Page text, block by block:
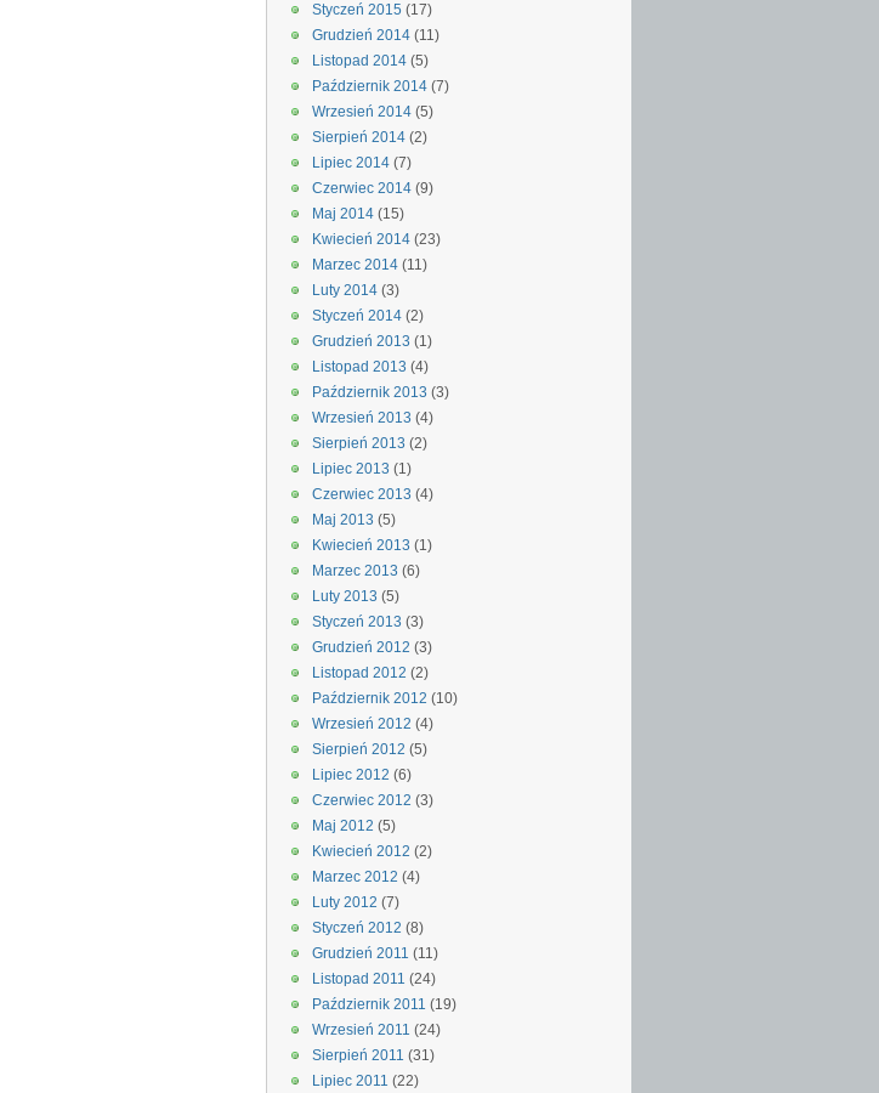
Styczeń 2015 (17)
Grudzień 2014 (11)
Listopad 2014 (5)
Październik 2014 (7)
Wrzesień 2014 (5)
Sierpień 2014 (2)
Lipiec 2014 (7)
Czerwiec 2014 (9)
Maj 2014 (15)
Kwiecień 2014 (23)
Marzec 2014 (11)
Luty 2014 (3)
Styczeń 2014 (2)
Grudzień 2013 (1)
Listopad 2013 (4)
Październik 2013 (3)
Wrzesień 2013 (4)
Sierpień 2013 (2)
Lipiec 2013 (1)
Czerwiec 2013 (4)
Maj 2013 (5)
Kwiecień 2013 (1)
Marzec 2013 (6)
Luty 2013 (5)
Styczeń 2013 (3)
Grudzień 2012 (3)
Listopad 2012 (2)
Październik 2012 (10)
Wrzesień 2012 (4)
Sierpień 2012 (5)
Lipiec 2012 (6)
Czerwiec 2012 (3)
Maj 2012 (5)
Kwiecień 2012 (2)
Marzec 2012 (4)
Luty 2012 (7)
Styczeń 2012 (8)
Grudzień 2011 (11)
Listopad 2011 (24)
Październik 2011 (19)
Wrzesień 2011 (24)
Sierpień 2011 (31)
Lipiec 2011 (22)